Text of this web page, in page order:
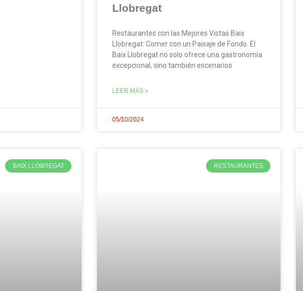
Llobregat
Restaurantes con las Mejores Vistas Baix
Llobregat: Comer con un Paisaje de Fondo. El
Baix Llobregat no solo ofrece una gastronomía
excepcional, sino también escenarios
LEER MÁS »
05/10/2024
BAIX LLOBREGAT RESTAURANTES